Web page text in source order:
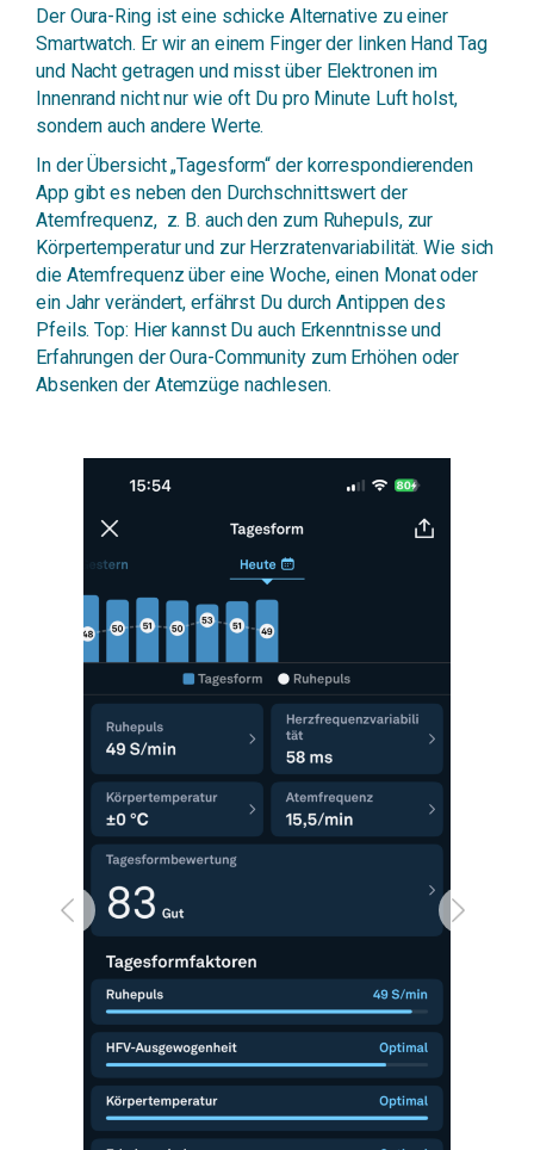
Der Oura-Ring ist eine schicke Alternative zu einer
Smartwatch. Er wir an einem Finger der linken Hand Tag
und Nacht getragen und misst über Elektronen im
Innenrand nicht nur wie oft Du pro Minute Luft holst,
sondern auch andere Werte.
In der Übersicht „Tagesform“ der korrespondierenden
App gibt es neben den Durchschnittswert der
Atemfrequenz, z. B. auch den zum Ruhepuls, zur
Körpertemperatur und zur Herzratenvariabilität. Wie sich
die Atemfrequenz über eine Woche, einen Monat oder
ein Jahr verändert, erfährst Du durch Antippen des
Pfeils. Top: Hier kannst Du auch Erkenntnisse und
Erfahrungen der Oura-Community zum Erhöhen oder
Absenken der Atemzüge nachlesen.